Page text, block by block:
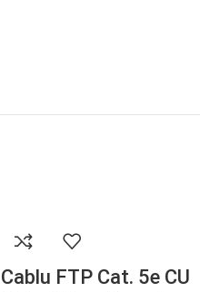
Cablu FTP Cat. 5e CU